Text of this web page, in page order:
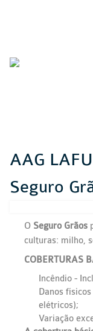
AAG
Seguro
O Seguro Grãos
culturas: milho,
COBERTURAS
Incêndio -
Danos
elétricos);
Variação